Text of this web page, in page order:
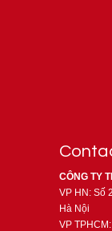
CÔNG TY
VP HN: Số
Hà Nội
VP